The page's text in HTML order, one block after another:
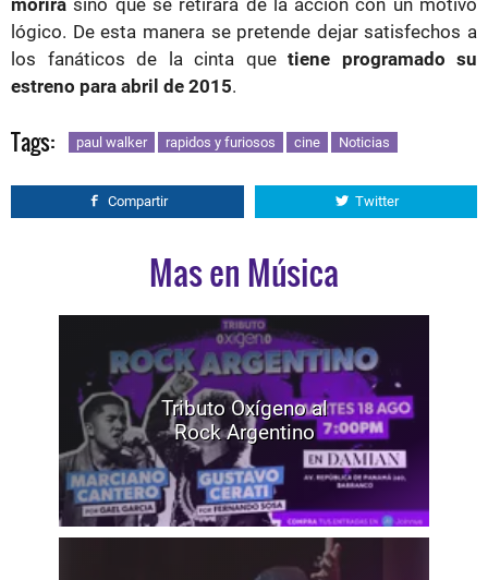
lógico. De esta manera se pretende dejar satisfechos a
los fanáticos de la cinta que tiene programado su
estreno para abril de 2015.
Tags: paul walker rapidos y furiosos cine Noticias
Compartir Twitter
Mas en Música
Tributo Oxígeno al
Rock Argentino